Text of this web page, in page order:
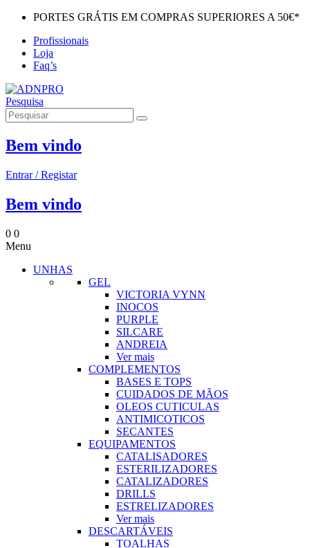
PORTES GRÁTIS EM COMPRAS SUPERIORES A 50€*
Profissionais
Loja
Faq’s
Pesquisa
Bem vindo
Entrar / Registar
Bem vindo
0 0
Menu
UNHAS
GEL
VICTORIA VYNN
INOCOS
PURPLE
SILCARE
ANDREIA
Ver mais
COMPLEMENTOS
BASES E TOPS
CUIDADOS DE MÃOS
OLEOS CUTICULAS
ANTIMICOTICOS
SECANTES
EQUIPAMENTOS
CATALISADORES
ESTERILIZADORES
CATALIZADORES
DRILLS
ESTRELIZADORES
Ver mais
DESCARTÁVEIS
TOALHAS